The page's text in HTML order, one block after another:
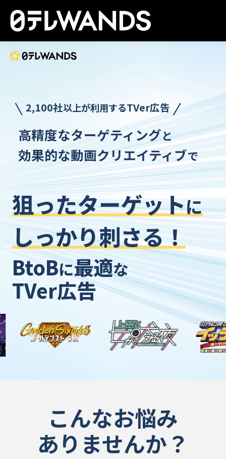
2,100社以上が利用するTVer広告
高精度なターゲティングと
効果的な動画クリエイティブで
狙ったターゲットに
しっかり刺さる！
BtoBに最適な
TVer広告
こんなお悩み
ありませんか？